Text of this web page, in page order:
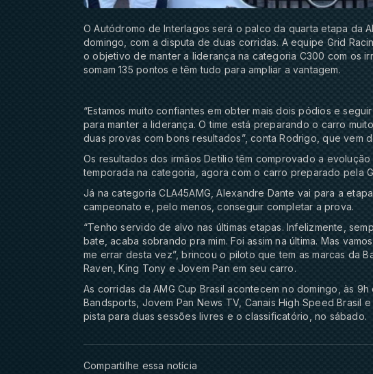
O Autódromo de Interlagos será o palco da quarta etapa da
domingo, com a disputa de duas corridas. A equipe Grid
o objetivo de manter a liderança na categoria C300 com os
somam 135 pontos e têm tudo para ampliar a vantagem.
“Estamos muito confiantes em obter mais dois pódios e
para manter a liderança. O time está preparando o carro
duas provas com bons resultados”, conta Rodrigo, que vem
Os resultados dos irmãos Detílio têm comprovado a
temporada na categoria, agora com o carro preparado pela
Já na categoria CLA45AMG, Alexandre Dante vai para a
campeonato e, pelo menos, conseguir completar a prova.
“Tenho servido de alvo nas últimas etapas. Infelizmente,
bate, acaba sobrando pra mim. Foi assim na última. Mas
me errar desta vez”, brincou o piloto que tem as marcas da
Raven, King Tony e Jovem Pan em seu carro.
As corridas da AMG Cup Brasil acontecem no domingo, às 9h
Bandsports, Jovem Pan News TV, Canais High Speed Brasil
pista para duas sessões livres e o classificatório, no sábado.
Compartilhe essa notícia